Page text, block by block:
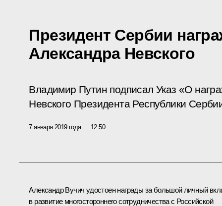
Президент Сербии
Александра Невского
Владимир Путин подписал Указ «О
Невского Президента Республики
7 января 2019 года 12:50
Александр Вучич удостоен награды за большой личный
в развитие многостороннего сотрудничества с Российской